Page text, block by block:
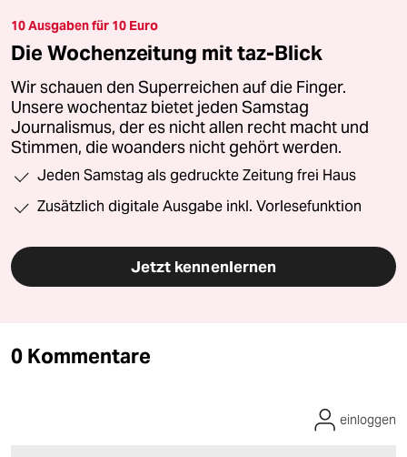
10 Ausgaben für 10 Euro
Die Wochenzeitung mit taz-Blick
Wir schauen den Superreichen auf die Finger.
Unsere wochentaz bietet jeden Samstag
Journalismus, der es nicht allen recht macht und
Stimmen, die woanders nicht gehört werden.
Jeden Samstag als gedruckte Zeitung frei Haus
Zusätzlich digitale Ausgabe inkl. Vorlesefunktion
Jetzt kennenlernen
0 Kommentare
einloggen